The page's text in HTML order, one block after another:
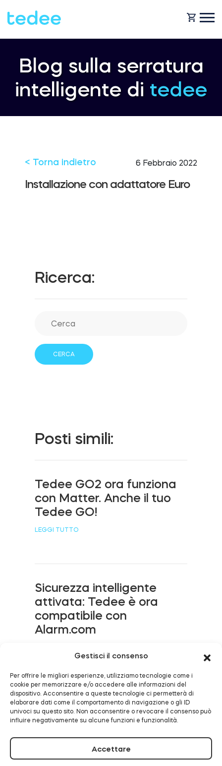
Gestisci il consenso
Per offrire le migliori esperienze, utilizziamo tecnologie come i
cookie per memorizzare e/o accedere alle informazioni del
dispositivo. Acconsentire a queste tecnologie ci permetterà di
elaborare dati come il comportamento di navigazione o gli ID
univoci su questo sito. Non acconsentire o revocare il consenso può
influire negativamente su alcune funzioni e funzionalità.
Accettare
COME FUNZIONA?
Casa
PRODOTTI
Tedee GO
Tedee Bridge
Cilindri
Adattatori
Casa acces
Tedee Keypad PRO
Tedee Biometric Module
Modulo relè intelligente BleBox
Tedee Dry Contact
Blog sulla serratura
intelligente di tedee
< Torna indietro 6 Febbraio 2022
Installazione con adattatore Euro
Ricerca:
Posti simili:
Tedee GO2 ora funziona
con Matter. Anche il tuo
Tedee GO!
LEGGI TUTTO
Sicurezza intelligente
attivata: Tedee è ora
compatibile con
Alarm.com
Tedee ora funziona con
Samsung SmartThings
LEGGI TUTTO